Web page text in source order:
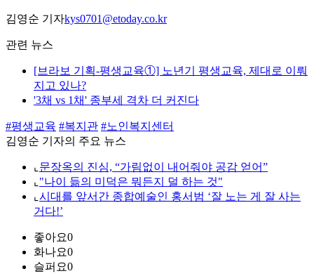
김영순 기자kys0701@etoday.co.kr
관련 뉴스
[브라보 기획-평생교육①] 노년기 평생교육, 제대로 이뤄
지고 있나?
'3채 vs 1채' 종부세 격차 더 커진다
#평생교육 #복지관 #노인복지센터
김영순 기자의 주요 뉴스
⌞ 문장옥의 진심, “가림없이 내어줘야 공감 얻어”
⌞ "나이 듦의 미덕은 뭐든지 덜 하는 것"
⌞ 시대를 앞서간 종합예술인 홍서범 ‘잘 노는 게 잘 사는
거다!’
좋아요0
화나요0
슬퍼요0